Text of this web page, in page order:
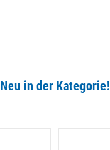
Neu in der Kategorie!